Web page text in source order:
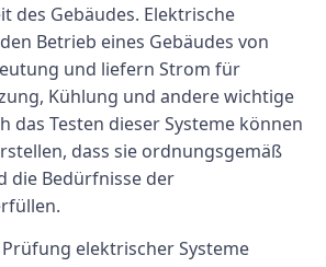
des Gebäudes. Elektrische
Betrieb eines Gebäudes von
und liefern Strom für
Kühlung und andere wichtige
das Testen dieser Systeme können
dass sie ordnungsgemäß
die Bedürfnisse der
elektrischer Systeme